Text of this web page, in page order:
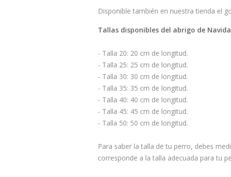
Disponible también en nuestra tienda el
Tallas disponibles del abrigo de
- Talla 20: 20 cm de longitud.
- Talla 25: 25 cm de longitud.
- Talla 30: 30 cm de longitud.
- Talla 35: 35 cm de longitud.
- Talla 40: 40 cm de longitud.
- Talla 45: 45 cm de longitud.
- Talla 50: 50 cm de longitud.
Para saber la talla de tu perro, debes
corresponde a la talla adecuada para tu